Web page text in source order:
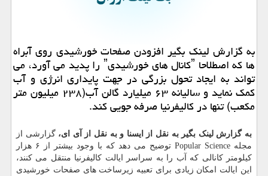
به گزارش لینک بگیر افزودن صفحات خورشیدی روی آبراه
ها که اصطلاحا ˮکانال های خورشیدیˮ را پدید می آورد، می
تواند به ایجاد تحول بزرگی در جهت پایداری انرژی و آب
کمک نماید و سالیانه ۶۳ میلیارد گالن آب(۲۳۸ میلیون متر
مکعب) تنها در کالیفرنیا صرفه جویی کند.
به گزارش لینک بگیر به نقل از ایسنا و به نقل از آی ای،گزارشی از
مجله Popular Science توضیح می دهد که با وجود بیشتر از ۶ هزار
کیلومتر کانالی که آب را به سراسر ایالت کالیفرنیا منتقل می کنند،
این ایالت امکان زیادی برای تعبیه زیرساخت های صفحات خورشیدی